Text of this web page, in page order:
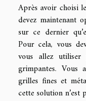
Après avoir choisi
devez maintenant
sur ce dernier
Pour cela, vous
vous allez
grimpantes. Vous
grilles fines et
cette solution n’est